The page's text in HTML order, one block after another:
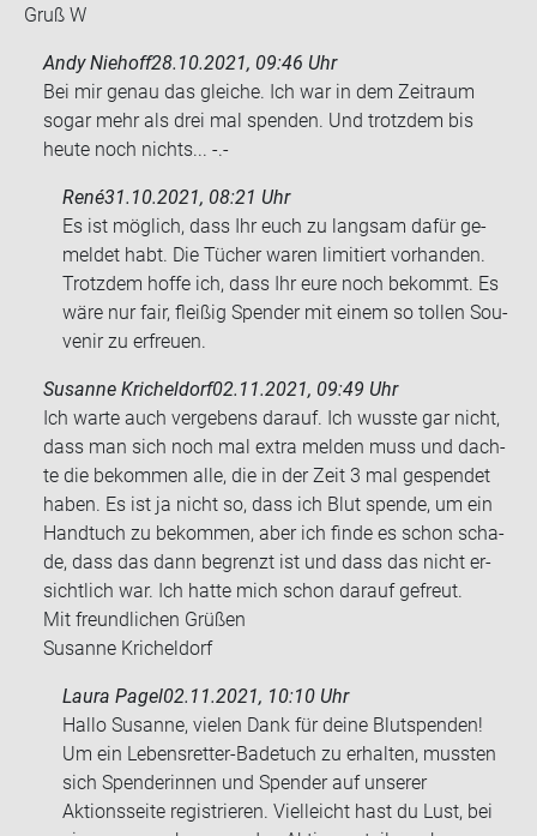
Gruß W
Andy Niehoff28.10.2021, 09:46 Uhr
Bei mir genau das glei­che. Ich war in dem Zeit­raum
sogar mehr als drei mal spen­den. Und trotz­dem bis
heute noch nichts... -.-
René31.10.2021, 08:21 Uhr
Es ist mög­lich, dass Ihr euch zu lang­sam dafür ge­
mel­det habt. Die Tü­cher waren li­mi­tiert vor­han­den.
Trotz­dem hoffe ich, dass Ihr eure noch be­kommt. Es
wäre nur fair, flei­ßig Spen­der mit einem so tol­len Sou­
ve­nir zu er­freu­en.
Susanne Kricheldorf02.11.2021, 09:49 Uhr
Ich warte auch ver­ge­bens dar­auf. Ich wuss­te gar nicht,
dass man sich noch mal extra mel­den muss und dach­
te die be­kom­men alle, die in der Zeit 3 mal ge­spen­det
haben. Es ist ja nicht so, dass ich Blut spen­de, um ein
Hand­tuch zu be­kom­men, aber ich finde es schon scha­
de, dass das dann be­grenzt ist und dass das nicht er­
sicht­lich war. Ich hatte mich schon dar­auf ge­freut.
Mit freund­li­chen Grü­ßen
Su­san­ne Kri­chel­dorf
Laura Pagel02.11.2021, 10:10 Uhr
Hallo Susanne, vielen Dank für deine Blutspenden!
Um ein Lebensretter-Badetuch zu erhalten, mussten
sich Spenderinnen und Spender auf unserer
Aktionsseite registrieren. Vielleicht hast du Lust, bei